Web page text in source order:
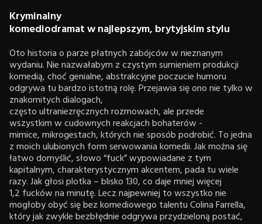
Kryminalny
komediodramat w najlepszym, brytyjskim stylu
Oto historia o parze płatnych zabójców w nieznanym
wydaniu. Nie nazwałabym z czystym sumieniem produkcji
komedią, choć genialne, abstrakcyjne poczucie humoru
odgrywa tu bardzo istotną rolę. Przejawia się ono nie tylko w
znakomitych dialogach,
często ultraniezręcznych rozmowach, ale przede
wszystkim w cudownych reakcjach bohaterów -
mimice, mikrogestach, których nie sposób podrobić. To jedna
z moich ulubionych form serwowania komedii. Jak można się
łatwo domyślić, słowo “fuck” wypowiadane z tym
kapitalnym, charakterystycznym akcentem, pada tu wiele
razy. Jak głosi plotka – blisko 130, co daje mniej więcej
1,2 fucków na minutę. Lecz najpewniej to wszystko nie
mogłoby obyć się bez komediowego talentu Colina Farrella,
który jak zwykle bezbłędnie odgrywa przydzieloną postać,